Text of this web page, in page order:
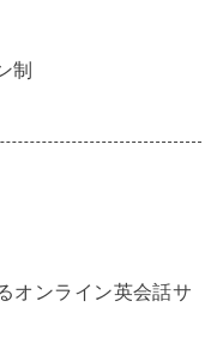
制
オンライン英会話サ